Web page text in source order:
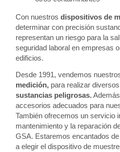
Con nuestros dispositivos de
determinar con precisión
representan un riesgo para la
seguridad laboral en empresas
edificios.
Desde 1991, vendemos
medición, para realizar
sustancias peligrosas.
accesorios adecuados para
También ofrecemos un servicio
mantenimiento y la reparación
GSA. Estaremos encantados
a elegir el dispositivo de